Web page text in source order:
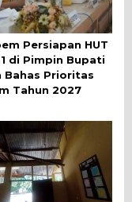
Persiapan HUT
di Pimpin Bupati
Bahas Prioritas
Tahun 2027